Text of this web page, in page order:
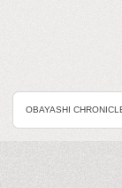
OBAYASHI